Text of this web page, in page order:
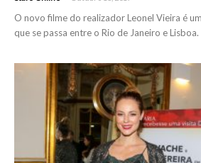
O novo filme do realizador Leonel Vieira é
que se passa entre o Rio de Janeiro e